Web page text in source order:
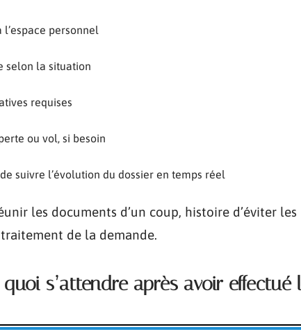
personnel
selon la situation
requises
ou vol, si besoin
suivre l’évolution du dossier en temps réel
les documents d’un coup, histoire d’éviter les
de la demande.
s’attendre après avoir effectué